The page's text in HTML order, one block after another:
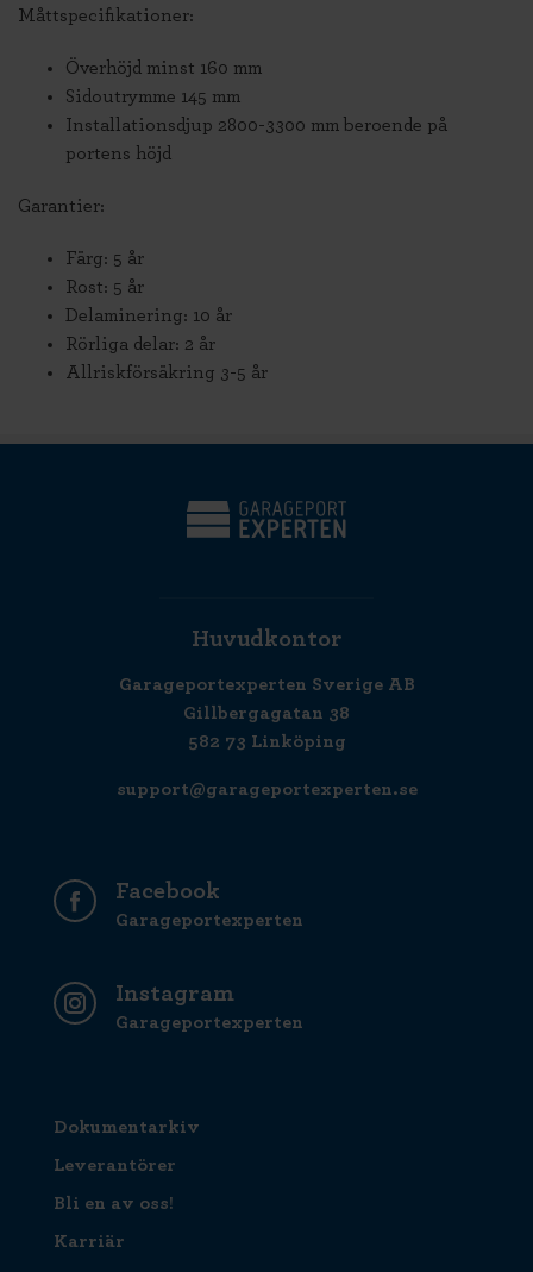
Måttspecifikationer:
Överhöjd minst 160 mm
Sidoutrymme 145 mm
Installationsdjup 2800-3300 mm beroende på
portens höjd
Garantier:
Färg: 5 år
Rost: 5 år
Delaminering: 10 år
Rörliga delar: 2 år
Allriskförsäkring 3-5 år
Huvudkontor
Garageportexperten Sverige AB
Gillbergagatan 38
582 73 Linköping
support@garageportexperten.se
Facebook
Garageportexperten
Instagram
Garageportexperten
Dokumentarkiv
Leverantörer
Bli en av oss!
Karriär